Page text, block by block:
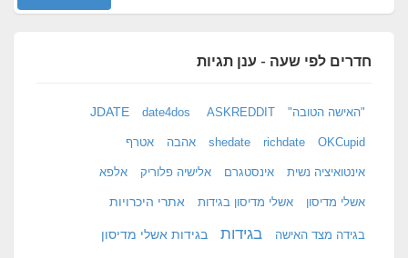
חדרים לפי שעה - ענן תגיות
"האישה הטובה" ASKREDDIT
date4dos
JDATE
OKCupid
richdate
shedate אהבה אטרף
אינטואיציה נשית אינסטגרם אלישיה פלוריק אלפא
אשלי מדיסון אשלי מדיסון בגידות אתרי היכרויות
בגידה מצד האישה בגידות בגידות אשלי מדיסון